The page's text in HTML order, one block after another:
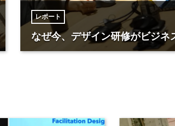
なぜ今、デザイン研修がビジネスの現場で選ばれるのか？―研修の主催企業6社に聞く 前編
空間デザイン事例
株式会社メルカリ「